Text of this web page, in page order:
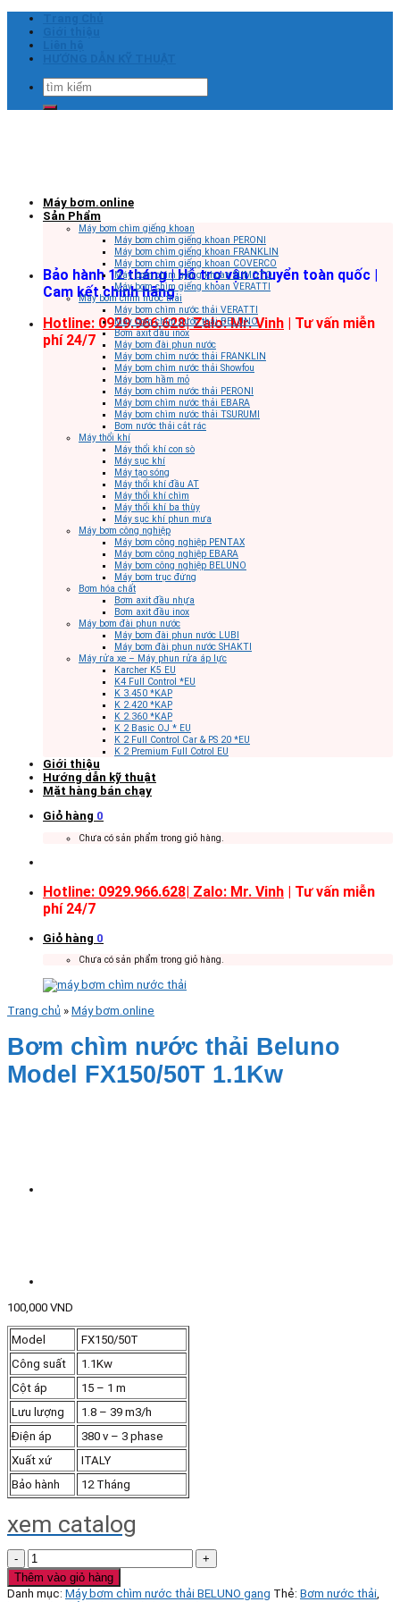
Skip
content
Tìm
kiếm:
Bảo hành 12 tháng | Hỗ trợ vận chuyển toàn quốc |
Cam kết chính hãng
Hotline: 0929.966.628|Zalo: Mr. Vinh | Tư vấn miễn
phí 24/7
Máy bơm.online
Sản Phẩm
Máy bơm chìm giếng khoan
Máy bơm chìm giếng khoan PERONI
Máy bơm chìm giếng khoan FRANKLIN
Máy bơm chìm giếng khoan COVERCO
Máy bơm chìm giếng khoan SUMOTO
Máy bơm chìm giếng khoan VERATTI
Máy bơm chìm nước thải
Máy bơm chìm nước thải VERATTI
Máy bơm chìm nước thải BELUNO
Bơm axit đầu inox
Máy bơm đài phun nước
Máy bơm chìm nước thải FRANKLIN
Máy bơm chìm nước thải Showfou
Máy bơm hầm mỏ
Máy bơm chìm nước thải PERONI
Máy bơm chìm nước thải EBARA
Máy bơm chìm nước thải TSURUMI
Bơm nước thải cắt rác
Máy thổi khí
Máy thổi khí con sò
Máy sục khí
Máy tạo sóng
Máy thổi khí đầu AT
Máy thổi khí chìm
Máy thổi khí ba thùy
Máy sục khí phun mưa
Máy bơm công nghiệp
Máy bơm công nghiệp PENTAX
Máy bơm công nghiệp EBARA
Máy bơm công nghiệp BELUNO
Máy bơm trục đứng
Bơm hóa chất
Bơm axit đầu nhựa
Bơm axit đầu inox
Máy bơm đài phun nước
Máy bơm đài phun nước LUBI
Máy bơm đài phun nước SHAKTI
Máy rửa xe – Máy phun rửa áp lực
Karcher K5 EU
K4 Full Control *EU
K 3.450 *KAP
K 2.420 *KAP
K 2.360 *KAP
K 2 Basic OJ * EU
K 2 Full Control Car & PS 20 *EU
K 2 Premium Full Cotrol EU
Giới thiệu
Hướng dẫn kỹ thuật
Mặt hàng bán chạy
Giỏ hàng 0
Chưa có sản phẩm trong giỏ hàng.
Hotline: 0929.966.628| Zalo: Mr. Vinh | Tư vấn miễn
phí 24/7
Giỏ hàng 0
Chưa có sản phẩm trong giỏ hàng.
Trang chủ » Máy bơm.online
Bơm chìm nước thải Beluno
Model FX150/50T 1.1Kw
100,000 VND
Model
FX150/50T
Công suất
1.1Kw
Cột áp
15 – 1 m
Lưu lượng
1.8 – 39 m3/h
Điện áp
380 v – 3 phase
Xuất xứ
ITALY
Bảo hành
12 Tháng
xem catalog
Bơm
chìm
nước
thải
Thêm vào giỏ hàng
Danh mục: Máy bơm chìm nước thải BELUNO gang Thẻ: Bơm nước thải,